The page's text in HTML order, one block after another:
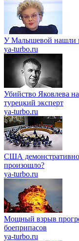
У Малышевой нашли
ya-turbo.ru
Убийство Яковлева
турецкий эксперт
ya-turbo.ru
США
произошло?
ya-turbo.ru
Мощный взрыв
боеприпасов
ya-turbo.ru